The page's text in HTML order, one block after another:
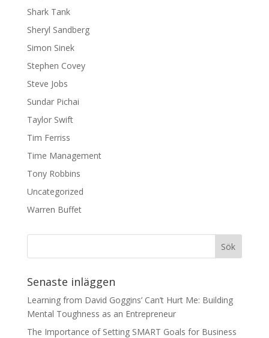
Shark Tank
Sheryl Sandberg
Simon Sinek
Stephen Covey
Steve Jobs
Sundar Pichai
Taylor Swift
Tim Ferriss
Time Management
Tony Robbins
Uncategorized
Warren Buffet
Senaste inläggen
Learning from David Goggins’ Can’t Hurt Me: Building
Mental Toughness as an Entrepreneur
The Importance of Setting SMART Goals for Business